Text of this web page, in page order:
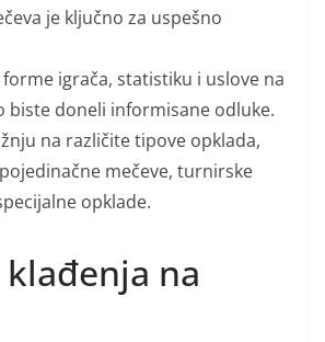
je ključno za uspešno
igrača, statistiku i uslove na
biste doneli informisane odluke.
na različite tipove opklada,
mečeve, turnirske
opklade.
klađenja na